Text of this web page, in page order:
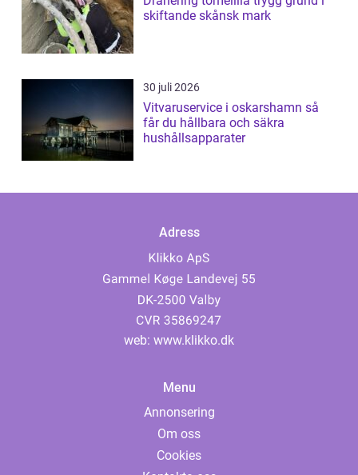
skiftande skånsk mark
30 juli 2026
Vitvaruservice i oskarshamn så
får du hållbara och säkra
hushållsapparater
Adress
web: www.klikko.dk
Menu
Annonsering
Om oss
Cookies